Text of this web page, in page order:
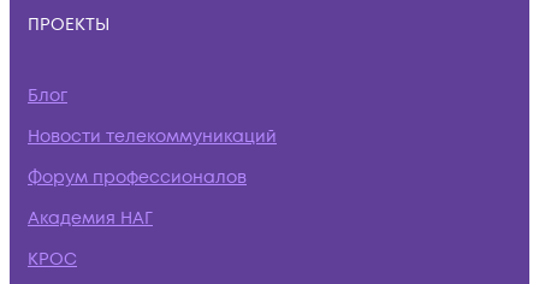
ПРОЕКТЫ
Блог
Новости телекоммуникаций
Форум профессионалов
Академия НАГ
КРОС